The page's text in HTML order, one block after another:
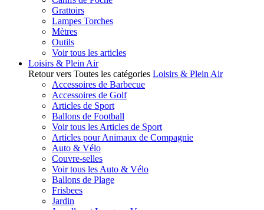
Grattoirs
Lampes Torches
Mètres
Outils
Voir tous les articles
Loisirs & Plein Air
Retour vers Toutes les catégories Loisirs & Plein Air
Accessoires de Barbecue
Accessoires de Golf
Articles de Sport
Ballons de Football
Voir tous les Articles de Sport
Articles pour Animaux de Compagnie
Auto & Vélo
Couvre-selles
Voir tous les Auto & Vélo
Ballons de Plage
Frisbees
Jardin